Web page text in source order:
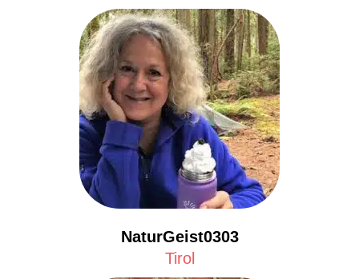
NaturGeist0303
Tirol